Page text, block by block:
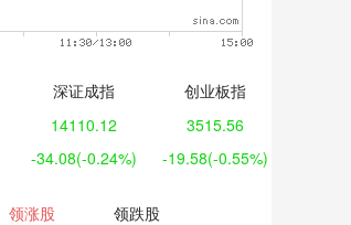
深证成指
14110.12
-34.08(-0.24%)
创业板指
3515.56
-19.58(-0.55%)
领涨股 领跌股